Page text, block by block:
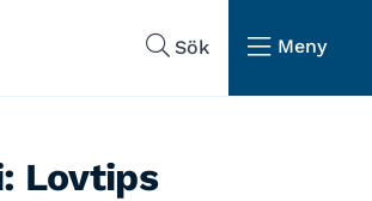
Sök
Meny
Lovtips